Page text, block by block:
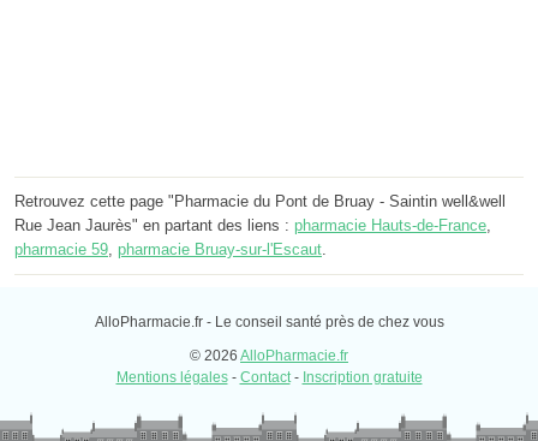
Retrouvez cette page "Pharmacie du Pont de Bruay - Saintin well&well
Rue Jean Jaurès" en partant des liens : pharmacie Hauts-de-France,
pharmacie 59, pharmacie Bruay-sur-l'Escaut.
AlloPharmacie.fr - Le conseil santé près de chez vous
© 2026 AlloPharmacie.fr
Mentions légales- Contact- Inscription gratuite